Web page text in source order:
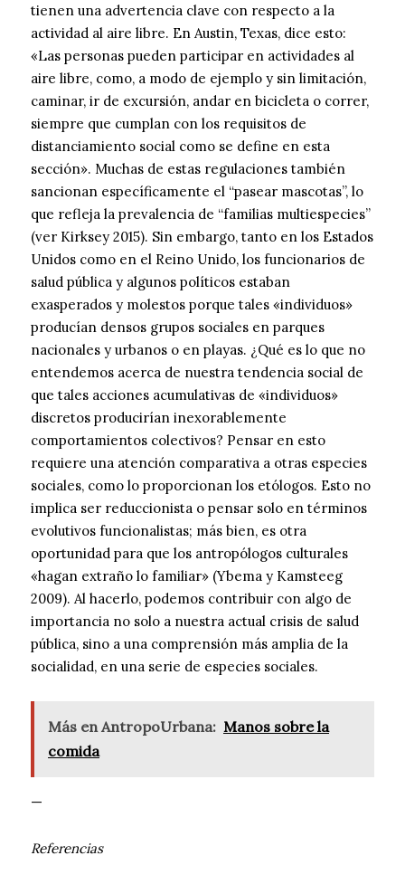
tienen una advertencia clave con respecto a la
actividad al aire libre. En Austin, Texas, dice esto:
«Las personas pueden participar en actividades al
aire libre, como, a modo de ejemplo y sin limitación,
caminar, ir de excursión, andar en bicicleta o correr,
siempre que cumplan con los requisitos de
distanciamiento social como se define en esta
sección». Muchas de estas regulaciones también
sancionan específicamente el “pasear mascotas”, lo
que refleja la prevalencia de “familias multiespecies”
(ver Kirksey 2015). Sin embargo, tanto en los Estados
Unidos como en el Reino Unido, los funcionarios de
salud pública y algunos políticos estaban
exasperados y molestos porque tales «individuos»
producían densos grupos sociales en parques
nacionales y urbanos o en playas. ¿Qué es lo que no
entendemos acerca de nuestra tendencia social de
que tales acciones acumulativas de «individuos»
discretos producirían inexorablemente
comportamientos colectivos? Pensar en esto
requiere una atención comparativa a otras especies
sociales, como lo proporcionan los etólogos. Esto no
implica ser reduccionista o pensar solo en términos
evolutivos funcionalistas; más bien, es otra
oportunidad para que los antropólogos culturales
«hagan extraño lo familiar» (Ybema y Kamsteeg
2009). Al hacerlo, podemos contribuir con algo de
importancia no solo a nuestra actual crisis de salud
pública, sino a una comprensión más amplia de la
socialidad, en una serie de especies sociales.
Más en AntropoUrbana: Manos sobre la
comida
—
Referencias